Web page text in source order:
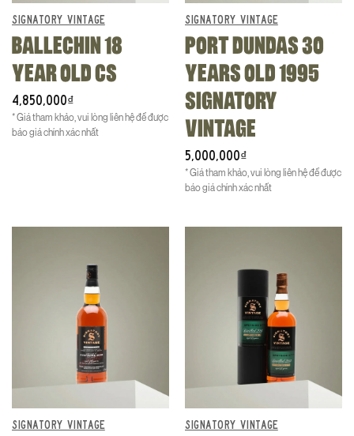
SIGNATORY VINTAGE
BALLECHIN 18
YEAR OLD CS
4,850,000₫
* Giá tham khảo, vui lòng liên hệ để được
báo giá chính xác nhất
SIGNATORY VINTAGE
PORT DUNDAS 30
YEARS OLD 1995
SIGNATORY
VINTAGE
5,000,000₫
* Giá tham khảo, vui lòng liên hệ để được
báo giá chính xác nhất
SIGNATORY VINTAGE SIGNATORY VINTAGE